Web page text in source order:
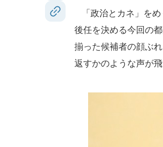
「政治とカネ」をめ
後任を決める今回の
揃った候補者の顔ぶ
返すかのような声が飛